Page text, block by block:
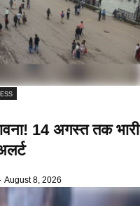
14 अगस्त तक भारी
August 8, 2026